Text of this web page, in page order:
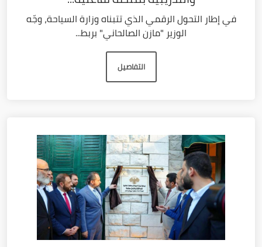
في إطار التحول الرقمي الذي تتبناه وزارة السياحة، وجّه
الوزير "مازن الصالحاني" بربط...
التفاصيل